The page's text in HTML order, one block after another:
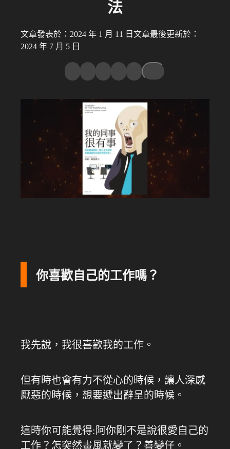
法
文章發表於：2024 年 1 月 11 日 文章最後更新於：
2024 年 7 月 5 日
你喜歡自己的工作嗎？
我先說，我很喜歡我的工作。
但有時也會有力不從心的時候，讓人深感
厭惡的時候，想要遞出辭呈的時候。
這時你可能覺得:阿你剛不是說很愛自己的
工作？怎突然畫風就變了？善變仔。